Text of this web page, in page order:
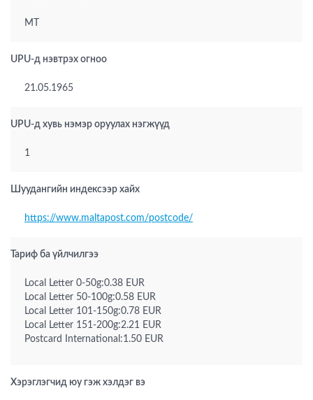
MT
UPU-д нэвтрэх огноо
21.05.1965
UPU-д хувь нэмэр оруулах нэгжүүд
1
Шуудангийн индексээр хайх
https://www.maltapost.com/postcode/
Тариф ба үйлчилгээ
Local Letter 0-50g:0.38 EUR
Local Letter 50-100g:0.58 EUR
Local Letter 101-150g:0.78 EUR
Local Letter 151-200g:2.21 EUR
Postcard International:1.50 EUR
Хэрэглэгчид юу гэж хэлдэг вэ